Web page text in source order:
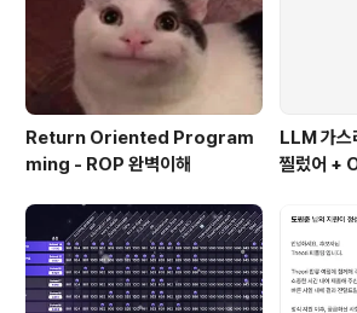
어를 통해서 내가 만든 DB에 접속한다. 나의 경우엔 USE
Return Oriented Program
ming - ROP 완벽이해
LLM 가스
찔렀어 +